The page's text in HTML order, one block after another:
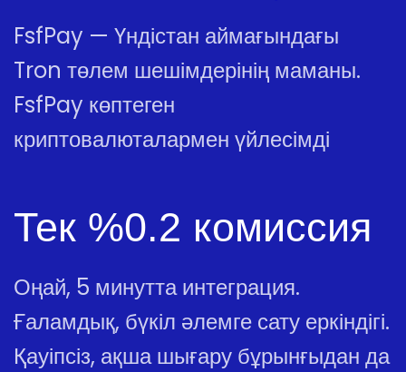
FsfPay — Үндістан аймағындағы
Tron төлем шешімдерінің маманы.
FsfPay көптеген
криптовалюталармен үйлесімді
Тек %0.2 комиссия
Оңай, 5 минутта интеграция.
Ғаламдық, бүкіл әлемге сату еркіндігі.
Қауіпсіз, ақша шығару бұрынғыдан да